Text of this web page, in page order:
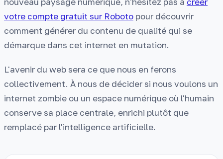
votre compte gratuit sur Roboto pour découvrir
comment générer du contenu de qualité qui se
démarque dans cet internet en mutation.
L'avenir du web sera ce que nous en ferons
collectivement. À nous de décider si nous voulons un
internet zombie ou un espace numérique où l'humain
conserve sa place centrale, enrichi plutôt que
remplacé par l'intelligence artificielle.